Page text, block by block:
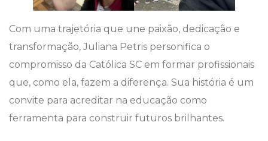
Com uma trajetória que une paixão, dedicação e
transformação, Juliana Petris personifica o
compromisso da Católica SC em formar profissionais
que, como ela, fazem a diferença. Sua história é um
convite para acreditar na educação como
ferramenta para construir futuros brilhantes.